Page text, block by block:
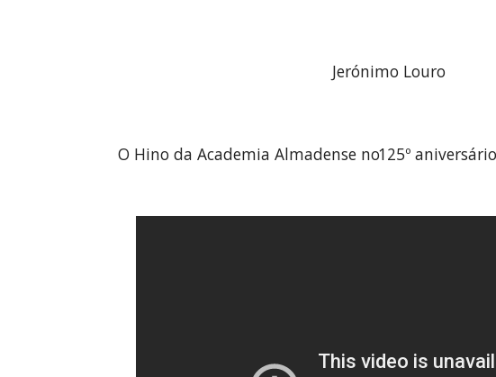
O Hino da Academia Almadense no
Jerónimo Louro
125º